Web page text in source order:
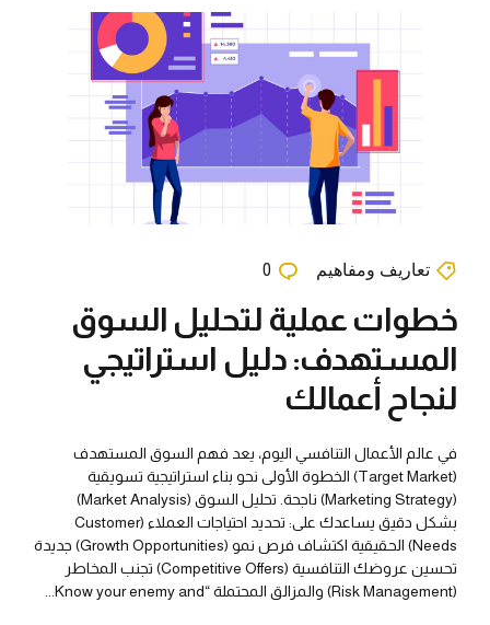
تعاريف ومفاهيم 0
خطوات عملية لتحليل السوق
المستهدف: دليل استراتيجي
لنجاح أعمالك
في عالم الأعمال التنافسي اليوم، يعد فهم السوق المستهدف
(Target Market) الخطوة الأولى نحو بناء استراتيجية تسويقية
(Marketing Strategy) ناجحة. تحليل السوق (Market Analysis)
بشكل دقيق يساعدك على: تحديد احتياجات العملاء (Customer
Needs) الحقيقية اكتشاف فرص نمو (Growth Opportunities) جديدة
تحسين عروضك التنافسية (Competitive Offers) تجنب المخاطر
(Risk Management) والمزالق المحتملة “Know your enemy and...